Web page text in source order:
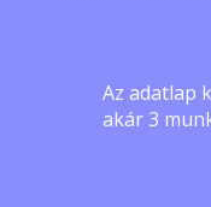
Az adatlap
akár 3